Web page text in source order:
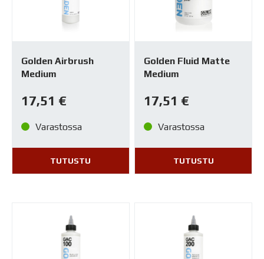
Golden Airbrush
Medium
17,51 €
Varastossa
TUTUSTU
Golden Fluid Matte
Medium
17,51 €
Varastossa
TUTUSTU